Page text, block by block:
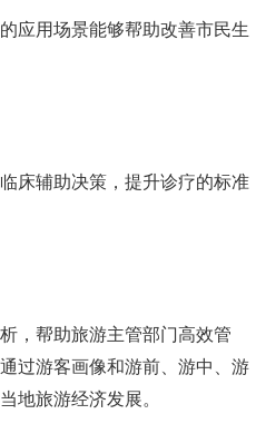
应用场景能够帮助改善市民生
床辅助决策，提升诊疗的标准
，帮助旅游主管部门高效管
过游客画像和游前、游中、游
地旅游经济发展。